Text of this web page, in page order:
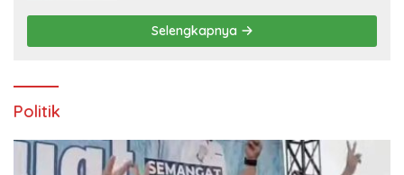
Selengkapnya
Politik